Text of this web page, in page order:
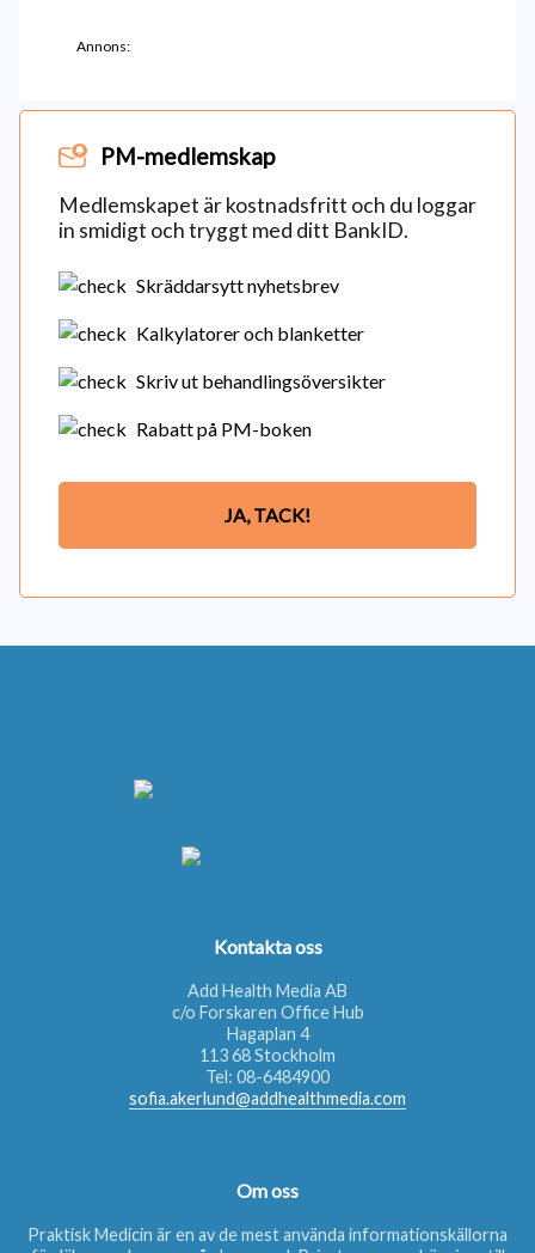
Annons:
PM-medlemskap
Medlemskapet är kostnadsfritt och du loggar
in smidigt och tryggt med ditt BankID.
Skräddarsytt nyhetsbrev
Kalkylatorer och blanketter
Skriv ut behandlingsöversikter
Rabatt på PM-boken
JA, TACK!
Kontakta oss
Add Health Media AB
c/o Forskaren Office Hub
Hagaplan 4
113 68 Stockholm
Tel: 08-6484900
sofia.akerlund@addhealthmedia.com
Om oss
Praktisk Medicin är en av de mest använda informationskällorna